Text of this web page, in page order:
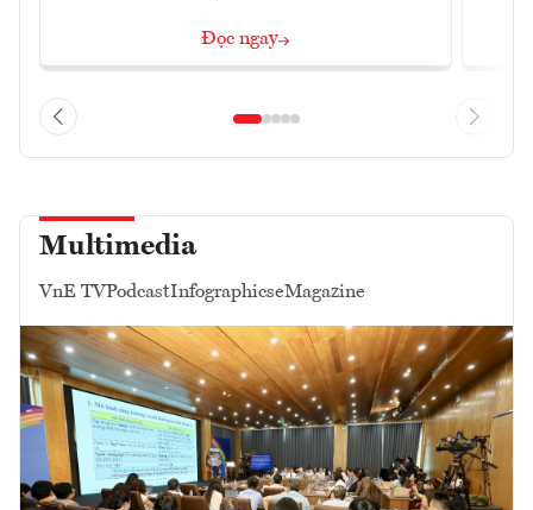
Đọc ngay
Multimedia
VnE TVPodcastInfographicseMagazine